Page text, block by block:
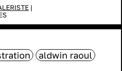
|
aldwin raoul